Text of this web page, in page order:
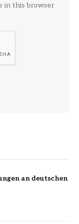
in this browser
an deutschen